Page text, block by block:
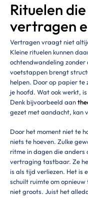
Rituelen
vertragen
Vertragen vraagt niet
Kleine rituelen kunnen
ochtendwandeling
voetstappen brengt
helpen. Door op papier te
je hoofd. Wat ook werkt,
Denk bijvoorbeeld aan
gezet met aandacht, kan
Door het moment niet te
niets te hoeven. Zulke
ritme in dagen die anders
vertraging tastbaar. Ze
is als tijd verliezen. Het is
schuilt ruimte om
niet groots. Juist het